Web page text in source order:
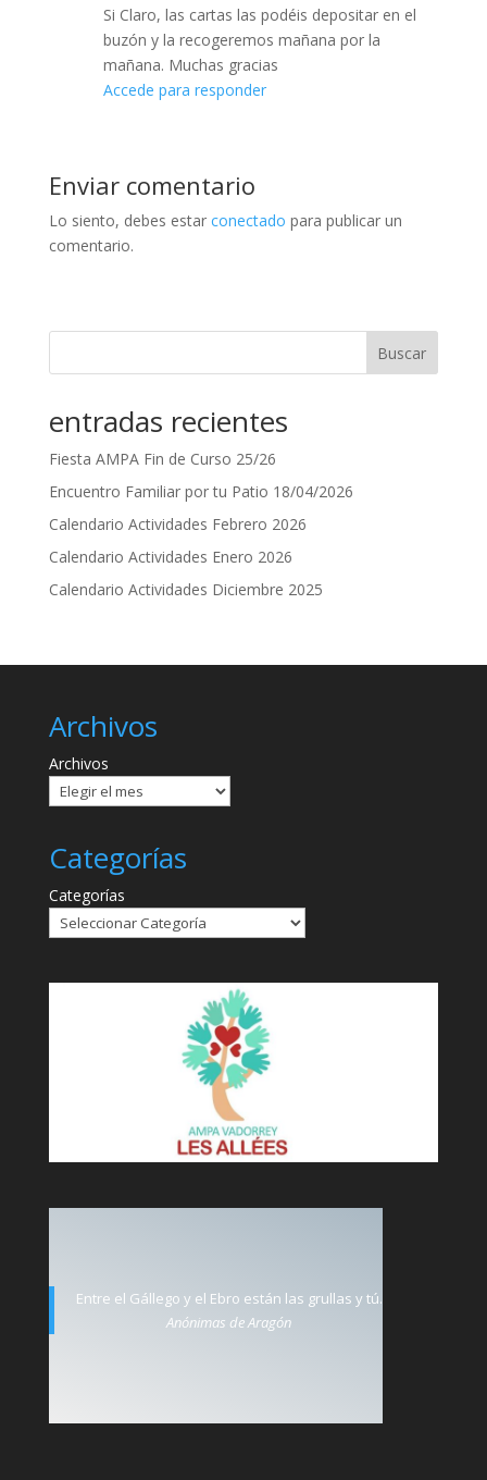
Si Claro, las cartas las podéis depositar en el
buzón y la recogeremos mañana por la
mañana. Muchas gracias
Accede para responder
Enviar comentario
Lo siento, debes estar conectado para publicar un
comentario.
Buscar
entradas recientes
Fiesta AMPA Fin de Curso 25/26
Encuentro Familiar por tu Patio 18/04/2026
Calendario Actividades Febrero 2026
Calendario Actividades Enero 2026
Calendario Actividades Diciembre 2025
Archivos
Archivos
Categorías
Categorías
Entre el Gállego y el Ebro están las grullas y tú.
Anónimas de Aragón